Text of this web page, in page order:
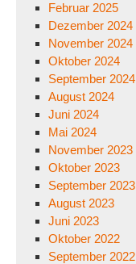
Februar 2025
Dezember 2024
November 2024
Oktober 2024
September 2024
August 2024
Juni 2024
Mai 2024
November 2023
Oktober 2023
September 2023
August 2023
Juni 2023
Oktober 2022
September 2022